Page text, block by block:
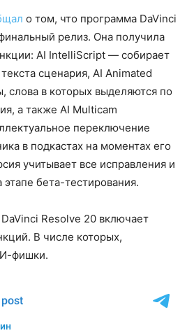
о том, что программа DaVinci
релиз. Она получила
AI IntelliScript — собирает
сценария, AI Animated
слова в которых выделяются по
а также AI Multicam
переключение
в подкастах на моментах его
учитывает все исправления и
бета-тестирования.
Resolve 20 включает
В числе которых,
фишки.